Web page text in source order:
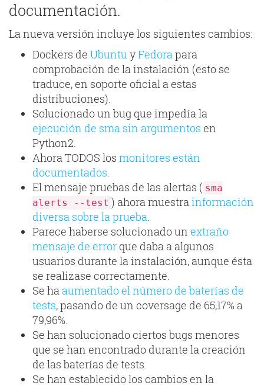
documentación.
La nueva versión incluye los siguientes cambios:
Dockers de UbuntuyFedorapara
comprobación de la instalación (esto se
traduce, en soporte oficial a estas
distribuciones).
Solucionado un bug que impedía la
ejecución de sma sin argumentos en
Python2.
Ahora TODOS los monitores están
documentados.
El mensaje pruebas de las alertas ( sma
alerts --test ) ahora muestrainformación
diversa sobre la prueba.
Parece haberse solucionado un extraño
mensaje de error que daba a algunos
usuarios durante la instalación, aunque ésta
se realizase correctamente.
Se ha aumentado el número de baterías de
tests, pasando de un coversage de 65,17% a
79,96%.
Se han solucionado ciertos bugs menores
que se han encontrado durante la creación
de las baterías de tests.
Se han establecido los cambios en la